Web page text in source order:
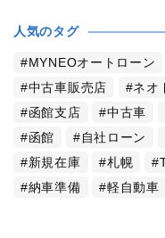
人気のタグ
MYNEOオートローン
中古車販売店
ネオ
函館支店
中古車
函館
自社ローン
新規在庫
札幌
納車準備
軽自動車